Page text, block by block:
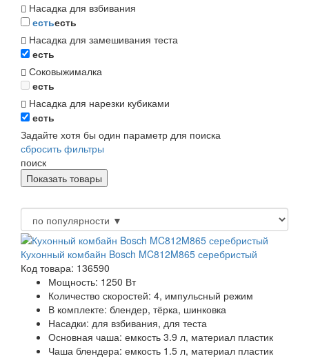
Насадка для взбивания
естьесть
Насадка для замешивания теста
есть
Соковыжималка
есть
Насадка для нарезки кубиками
есть
Задайте хотя бы один параметр для поиска
сбросить фильтры
поиск
Кухонный комбайн Bosch MC812M865 серебристый
Код товара: 136590
Мощность: 1250 Вт
Количество скоростей: 4, импульсный режим
В комплекте: блендер, тёрка, шинковка
Насадки: для взбивания, для теста
Основная чаша: емкость 3.9 л, материал пластик
Чаша блендера: емкость 1.5 л, материал пластик